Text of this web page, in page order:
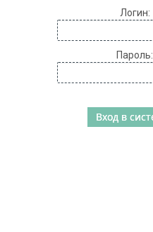
Логин:
Пароль: